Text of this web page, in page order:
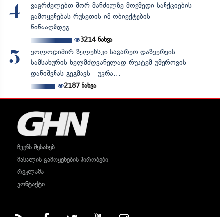
4
ვაგრძელებთ შორ მანძილზე მოქმედი სანქციების
გამოყენებას რუსეთის იმ ობიექტების
წინააღმდეგ...
3214ნახვა
5
ვოლოდიმირ ზელენსკი საგარეო დაზვერვის
სამსახურის ხელმძღვანელად რუსტემ უმეროვის
დანიშვნას გეგმავს - უკრა...
2187ნახვა
ჩვენს შესახებ
მასალის გამოყენების პირობები
რეკლამა
კონტაქტი